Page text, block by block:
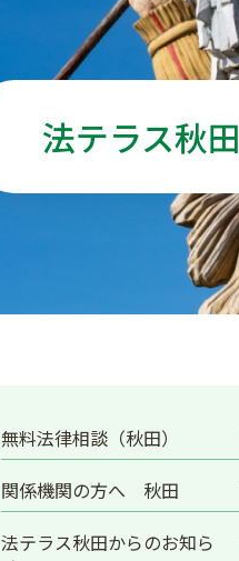
法テラス秋田
無料法律相談（秋田）
関係機関の方へ 秋田
法テラス秋田からのお知ら